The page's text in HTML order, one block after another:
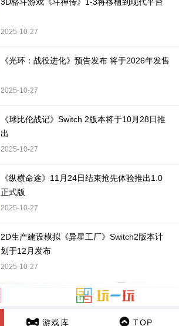
2025-10-27
《光环：战役进化》预告发布 将于2026年发售
2025-10-27
《球比伦战记》Switch 2版本将于10月28日推
出
2025-10-27
《纵横命途》11月24日结束抢先体验推出1.0
正式版
2025-10-27
2D生产建设模拟《异星工厂》Switch2版本计
划于12月发布
2025-10-27
游戏库 TOP